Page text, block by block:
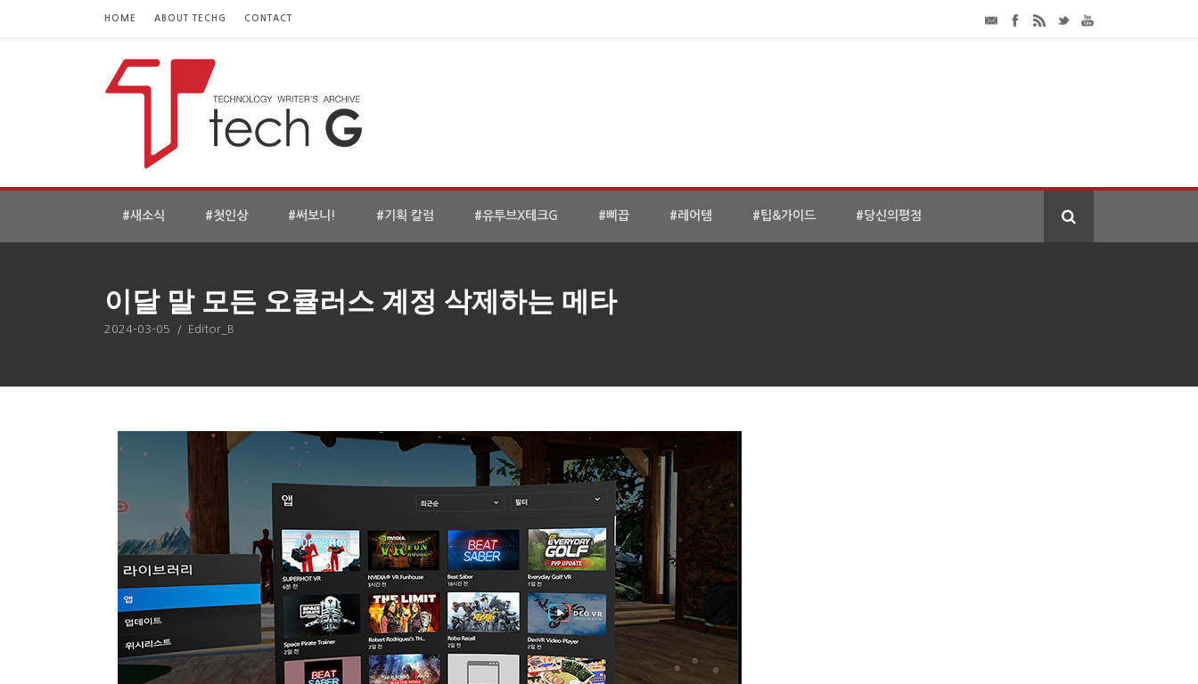
HOME ABOUT TECHG CONTACT
#새소식 #첫인상 #써보니! #기획 칼럼 #유투브X테크G #삐끕 #레어템 #팁&가이드 #당신의평점
이달 말 모든 오큘러스 계정 삭제하는 메타
2024-03-05 / Editor_B